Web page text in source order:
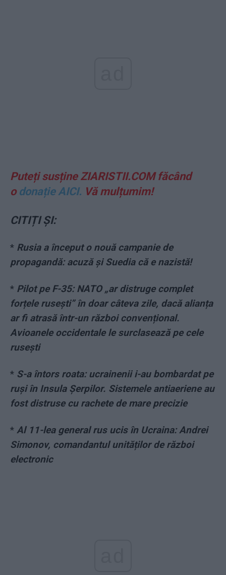
Puteți susține ZIARISTII.COM făcând
o donație AICI. Vă mulțumim!
CITIȚI ȘI:
* Rusia a început o nouă campanie de
propagandă: acuză și Suedia că e nazistă!
* Pilot pe F-35: NATO „ar distruge complet
forțele rusești” în doar câteva zile, dacă alianța
ar fi atrasă într-un război convențional.
Avioanele occidentale le surclasează pe cele
rusești
* S-a întors roata: ucrainenii i-au bombardat pe
ruși în Insula Șerpilor. Sistemele antiaeriene au
fost distruse cu rachete de mare precizie
* Al 11-lea general rus ucis în Ucraina: Andrei
Simonov, comandantul unităților de război
electronic